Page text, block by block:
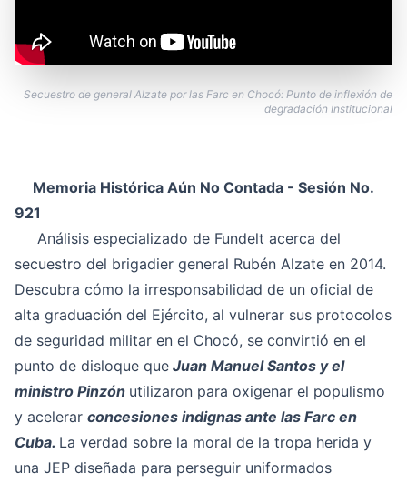
Secuestro de general Alzate por las Farc en Chocó: Punto de inflexión de
degradación Institucional
Memoria Histórica Aún No Contada - Sesión No.
921
Análisis especializado de Fundelt acerca del
secuestro del brigadier general Rubén Alzate en 2014.
Descubra cómo la irresponsabilidad de un oficial de
alta graduación del Ejército, al vulnerar sus protocolos
de seguridad militar en el Chocó, se convirtió en el
punto de disloque que Juan Manuel Santos y el
ministro Pinzón utilizaron para oxigenar el populismo
y acelerar concesiones indignas ante las Farc en
Cuba. La verdad sobre la moral de la tropa herida y
una JEP diseñada para perseguir uniformados